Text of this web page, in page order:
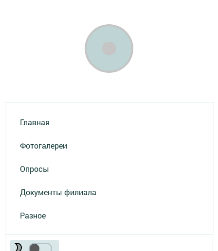
Главная
Фотогалереи
Опросы
Документы филиала
Разное